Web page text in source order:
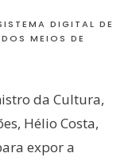
DIGITAL DE
MEIOS DE
da Cultura,
Hélio Costa,
expor a